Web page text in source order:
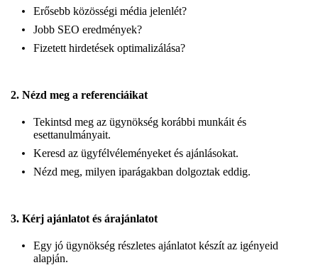
Erősebb közösségi média jelenlét?
Jobb SEO eredmények?
Fizetett hirdetések optimalizálása?
2. Nézd meg a referenciáikat
Tekintsd meg az ügynökség korábbi munkáit és
esettanulmányait.
Keresd az ügyfélvéleményeket és ajánlásokat.
Nézd meg, milyen iparágakban dolgoztak eddig.
3. Kérj ajánlatot és árajánlatot
Egy jó ügynökség részletes ajánlatot készít az igényeid
alapján.